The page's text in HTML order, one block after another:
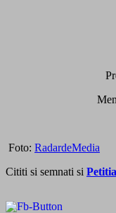
Foto: RadardeMedia
Cititi si semnati si